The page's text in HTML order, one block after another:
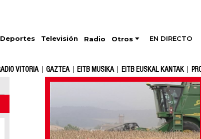
Deportes Televisión Radio Otros EN DIRECTO
VITORIA GAZTEA EITB MUSIKA EITB EUSKAL KANTAK